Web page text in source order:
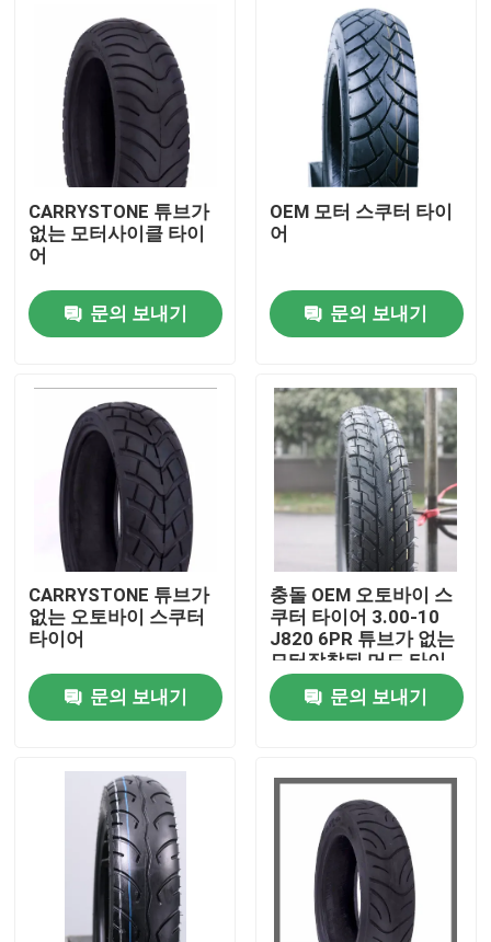
회사 소개
공장 투어
품질 관리
연락처
뉴스
모든 케이스
오토바이 튜브 타이어
거리 모터사이클 타이어
CARRYSTONE 튜브가
없는 모터사이클 타이
어
문의 보내기
OEM 모터 스쿠터 타이
어
문의 보내기
CARRYSTONE 튜브가
없는 오토바이 스쿠터
타이어
문의 보내기
충돌 OEM 오토바이 스
쿠터 타이어 3.00-10
J820 6PR 튜브가 없는
모터장착된 머드 타이
어
문의 보내기